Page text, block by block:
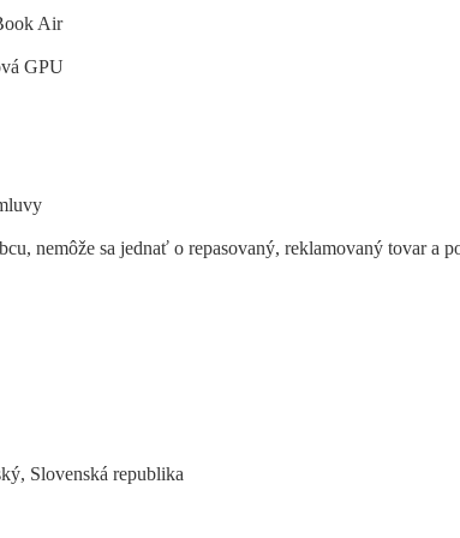
Air
GPU
nemôže sa jednať o repasovaný, reklamovaný tovar a
Slovenská republika